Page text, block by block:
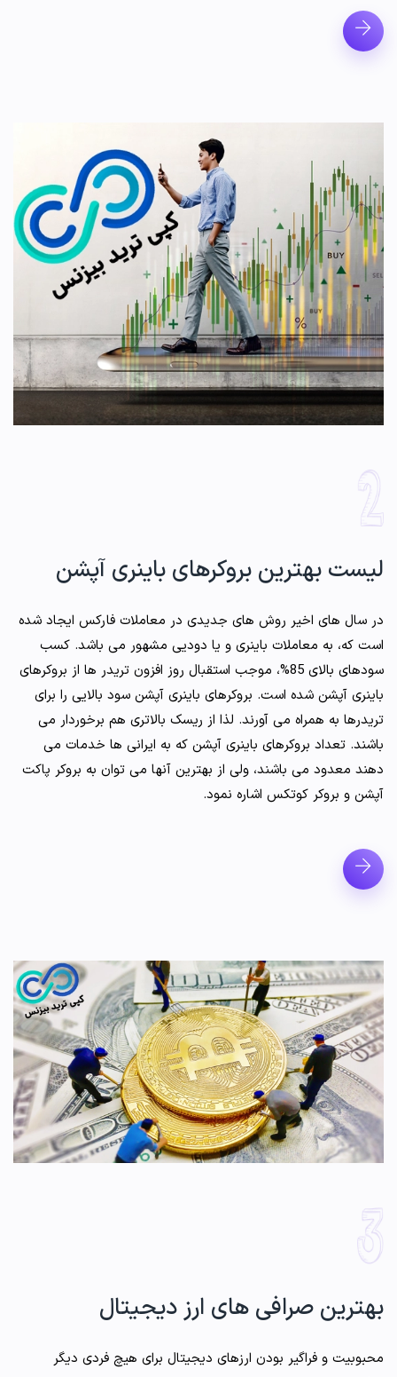
لیست بهترین بروکرهای باینری آپشن
در سال های اخیر روش های جدیدی در معاملات فارکس ایجاد شده
است که، به معاملات باینری و یا دودیی مشهور می باشد. کسب
سودهای بالای 85%، موجب استقبال روز افزون تریدر ها از بروکرهای
باینری آپشن شده است. بروکرهای باینری آپشن سود بالایی را برای
تریدرها به همراه می آورند. لذا از ریسک بالاتری هم برخوردار می
باشند. تعداد بروکرهای باینری آپشن که به ایرانی ها خدمات می
دهند معدود می باشند، ولی از بهترین آنها می توان به بروکر پاکت
آپشن و بروکر کوتکس اشاره نمود.
بهترین صرافی های ارز دیجیتال
محبوبیت و فراگیر بودن ارزهای دیجیتال برای هیچ فردی دیگر